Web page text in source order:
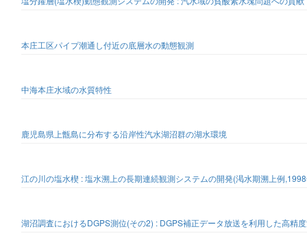
本庄工区パイプ潮通し付近の底層水の動態観測
中海本庄水域の水質特性
鹿児島県上甑島に分布する沿岸性汽水湖沼群の湖水環境
江の川の塩水楔 : 塩水溯上の長期連続観測システムの開発(渇水期溯上例
湖沼調査におけるDGPS測位(その2) : DGPS補正データ放送を利用した高精